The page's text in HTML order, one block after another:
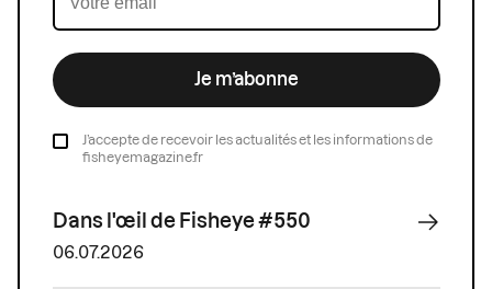
Je m’abonne
J’accepte de recevoir les actualités et les informations de
fisheyemagazine.fr
Dans l'œil de Fisheye #550
06.07.2026